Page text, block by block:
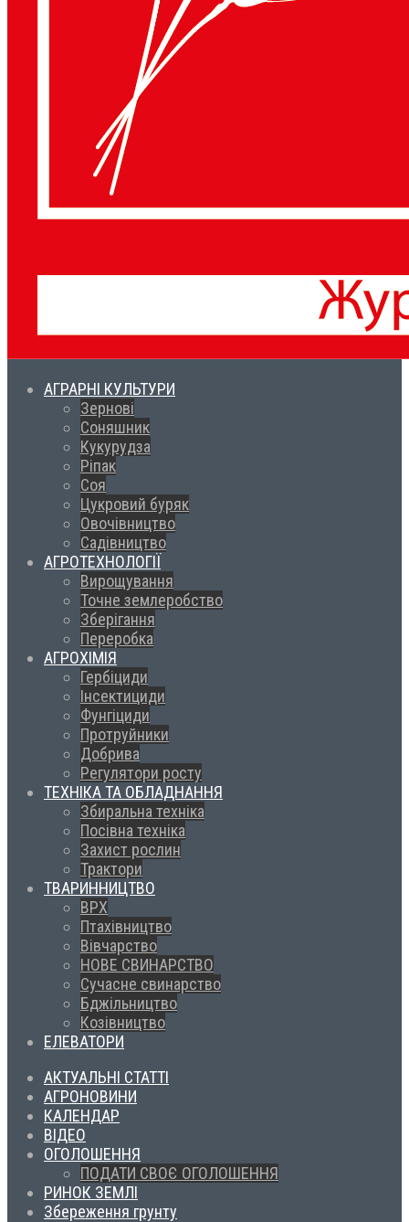
АГРАРНІ КУЛЬТУРИ
Зернові
Соняшник
Кукурудза
Ріпак
Соя
Цукровий буряк
Овочівництво
Садівництво
АГРОТЕХНОЛОГІЇ
Вирощування
Точне землеробство
Зберігання
Переробка
АГРОХІМІЯ
Гербіциди
Інсектициди
Фунгіциди
Протруйники
Добрива
Регулятори росту
ТЕХНІКА ТА ОБЛАДНАННЯ
Збиральна техніка
Посівна техніка
Захист рослин
Трактори
ТВАРИННИЦТВО
ВРХ
Птахівництво
Вівчарство
НОВЕ СВИНАРСТВО
Сучасне свинарство
Бджільництво
Козівництво
ЕЛЕВАТОРИ
АКТУАЛЬНІ СТАТТІ
АГРОНОВИНИ
КАЛЕНДАР
ВІДЕО
ОГОЛОШЕННЯ
ПОДАТИ СВОЄ ОГОЛОШЕННЯ
РИНОК ЗЕМЛІ
Збереження грунту